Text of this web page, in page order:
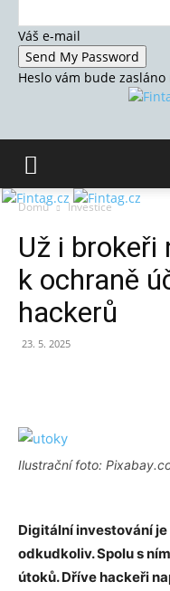
Váš e-mail
Heslo vám bude zasláno
Domů Investice
Už i brokeři
k ochraně
hackerů
23. 5. 2025
Ilustrační foto:
Digitální investování
odkudkoliv. Spolu s
útoků. Dříve hackeři